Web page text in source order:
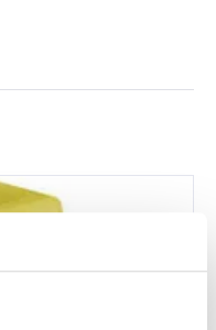
de un solo uso,